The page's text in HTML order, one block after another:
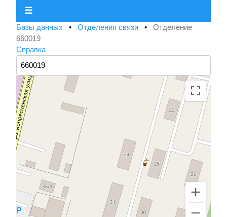
☰
Базы данных • Отделения связи • Отделение
660019
Справка